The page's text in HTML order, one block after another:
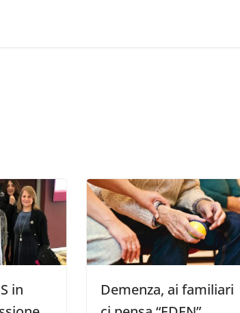
in
Demenza, ai familiari